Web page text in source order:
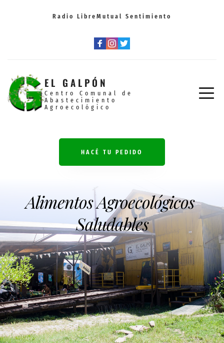
Radio Libre Mutual Sentimiento
EL GALPÓN
Centro Comunal de
Abastecimiento
Agroecológico
HACÉ TU PEDIDO
Alimentos Agroecológicos
Saludables